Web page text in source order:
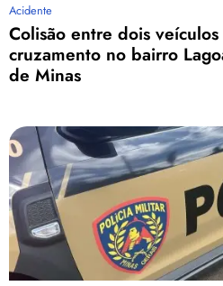
Acidente
Colisão entre dois
cruzamento no bairro
de Minas